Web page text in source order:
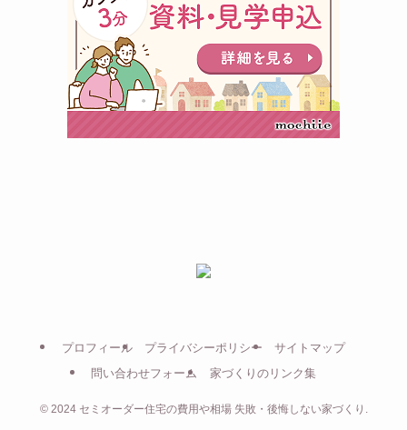
プロフィール プライバシーポリシー
サイトマップ
問い合わせフォーム
家づくりのリンク集
©2024 セミオーダー住宅の費用や相場 失敗・後悔しない家づくり.